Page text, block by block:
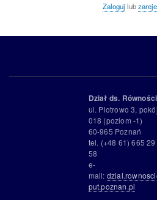
Zaloguj lub
Dział ds. Równości
ul. Piotrowo 3, pokój
018 (poziom -1)
60-965 Poznań
tel. (+48 61) 665 29
58
e-
mail:
put.poznan.pl